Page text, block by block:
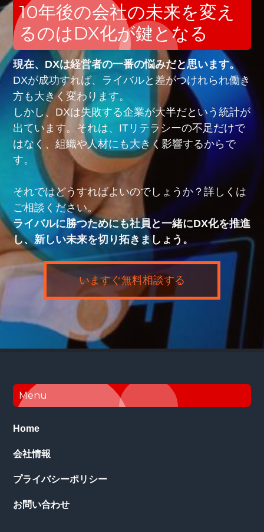
10年後の会社の未来を変え
るのはDX化が鍵となる
現在、DXは経営者の一番の悩みだと思います。
DXが成功すれば、ライバルと差がつけれられ働き
方も大きく変わります。
しかし、DXは失敗する企業が大半だという統計が
出ています。それは、ITリテラシーの不足だけで
はなく、組織や人材にも大きく影響するからで
す。
それではどうすればよいのでしょうか？詳しくは
ご相談ください。
ライバルに勝つためにも社員と一緒にDX化を推進
し、新しい未来を切り拓きましょう。
いますぐ無料相談する
Footer
Menu
Home
会社情報
プライバシーポリシー
お問い合わせ